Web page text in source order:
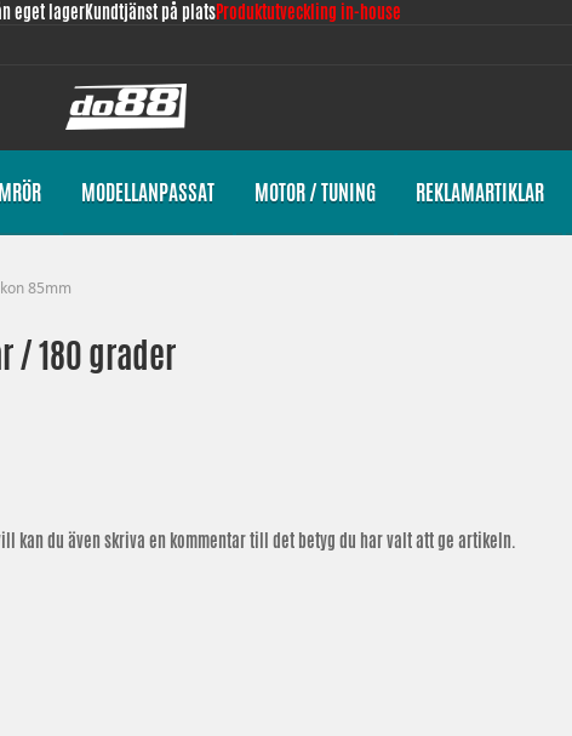
eget lagerKundtjänst på platsProduktutveckling in-house
MODELLANPASSAT MOTOR / TUNING REKLAMARTIKLAR
85mm
/ 180 grader
kan du även skriva en kommentar till det betyg du har valt att ge artikeln.